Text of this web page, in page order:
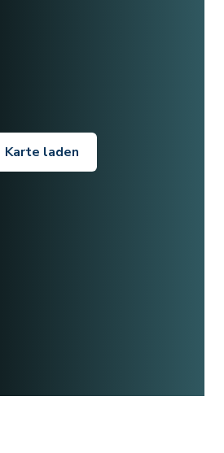
Karte laden